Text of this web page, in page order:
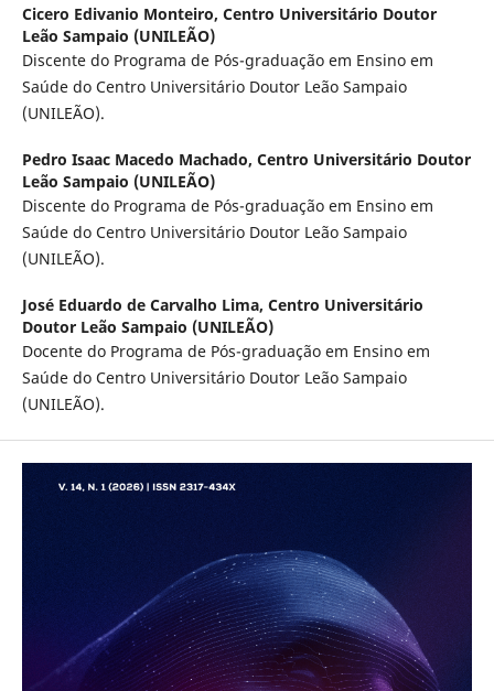
Cicero Edivanio Monteiro, Centro Universitário Doutor
Leão Sampaio (UNILEÃO)
Discente do Programa de Pós-graduação em Ensino em
Saúde do Centro Universitário Doutor Leão Sampaio
(UNILEÃO).
Pedro Isaac Macedo Machado, Centro Universitário Doutor
Leão Sampaio (UNILEÃO)
Discente do Programa de Pós-graduação em Ensino em
Saúde do Centro Universitário Doutor Leão Sampaio
(UNILEÃO).
José Eduardo de Carvalho Lima, Centro Universitário
Doutor Leão Sampaio (UNILEÃO)
Docente do Programa de Pós-graduação em Ensino em
Saúde do Centro Universitário Doutor Leão Sampaio
(UNILEÃO).